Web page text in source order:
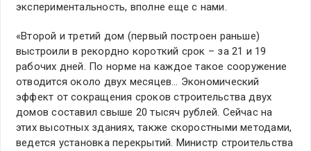
экспериментальность, вполне еще с нами.
«Второй и третий дом (первый построен раньше)
выстроили в рекордно короткий срок – за 21 и 19
рабочих дней. По норме на каждое такое сооружение
отводится около двух месяцев… Экономический
эффект от сокращения сроков строительства двух
домов составил свыше 20 тысяч рублей. Сейчас на
этих высотных зданиях, также скоростными методами,
ведется установка перекрытий. Министр строительства